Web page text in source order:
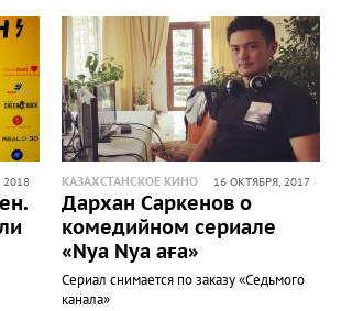
2018 КАЗАХСТАНСКОЕ КИНО 16 ОКТЯБРЯ, 2017
Дархан Саркенов о
комедийном сериале
«Nya Nya аға»
Сериал снимается по заказу «Седьмого
канала»